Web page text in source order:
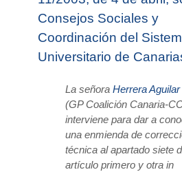
Consejos Sociales y
Coordinación del
Universitario de
La señora Herrera Aguilar
(GP Coalición Canaria-
interviene para dar a
una enmienda de
técnica al apartado siete
artículo primero y otra in